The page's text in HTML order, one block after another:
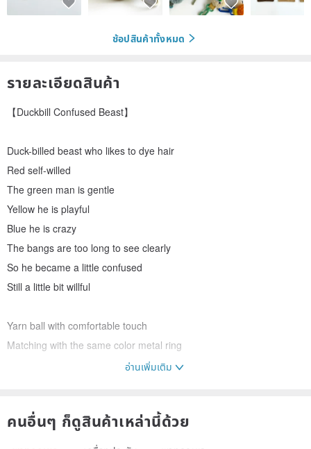
ช้อปสินค้าทั้งหมด
รายละเอียดสินค้า
【Duckbill Confused Beast】
Duck-billed beast who likes to dye hair
Red self-willed
The green man is gentle
Yellow he is playful
Blue he is crazy
The bangs are too long to see clearly
So he became a little confused
Still a little bit willful
Yarn ball with comfortable touch
Matching with the same color metal ring
อ่านเพิ่มเติม
คนอื่นๆ ก็ดูสินค้าเหล่านี้ด้วย